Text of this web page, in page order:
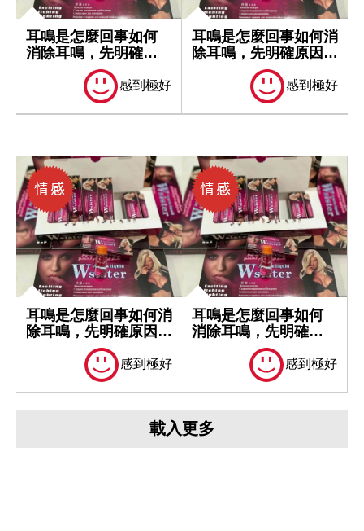
耳鳴是怎麼回事如何
消除耳鳴，先明確原
感到極好
耳鳴是怎麼回事如何消
除耳鳴，先明確原因再
感到極好
耳鳴是怎麼回事如何消
除耳鳴，先明確原因再
感到極好
耳鳴是怎麼回事如何
消除耳鳴，先明確原
感到極好
載入更多